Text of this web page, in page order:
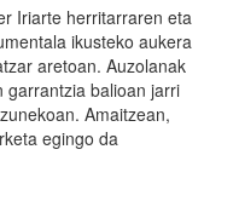
Iriarte herritarraren eta
ikusteko aukera
aretoan. Auzolanak
garrantzia balioan jarri
Amaitzean,
egingo da